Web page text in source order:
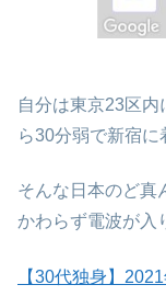
自分は東京23区
ら30分弱で新宿に
そんな日本のど真
かわらず電波が入
【30代独身】